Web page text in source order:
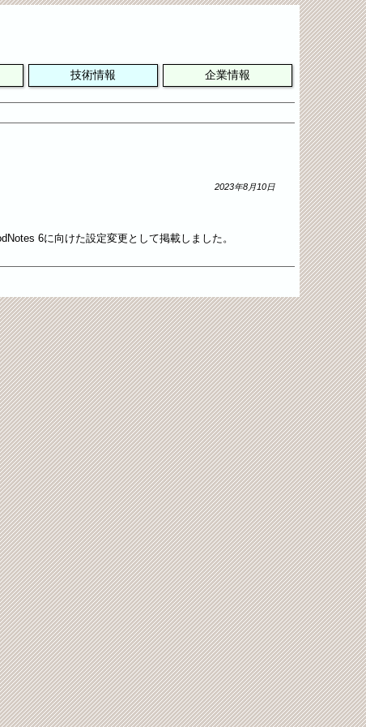
技術情報 企業情報
2023年8月10日
6に向けた設定変更として掲載しました。